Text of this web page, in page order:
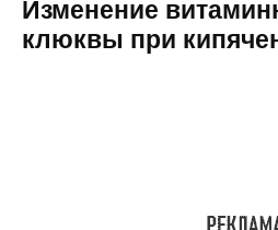
Изменение
клюквы при